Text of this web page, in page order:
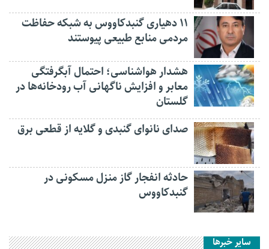
۱۱ دهیاری گنبدکاووس به شبکه حفاظت
مردمی منابع طبیعی پیوستند
هشدار هواشناسی؛ احتمال آبگرفتگی
معابر و افزایش ناگهانی آب رودخانه‌ها در
گلستان
صدای نانوای گنبدی و گلایه از قطعی برق
حادثه انفجار گاز منزل مسکونی در
گنبدکاووس
سایر خبرها